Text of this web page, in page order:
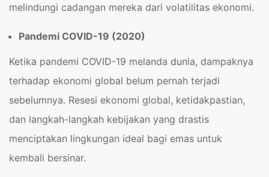
melindungi cadangan mereka dari volatilitas ekonomi.
Pandemi COVID-19 (2020)
Ketika pandemi COVID-19 melanda dunia, dampaknya
terhadap ekonomi global belum pernah terjadi
sebelumnya. Resesi ekonomi global, ketidakpastian,
dan langkah-langkah kebijakan yang drastis
menciptakan lingkungan ideal bagi emas untuk
kembali bersinar.